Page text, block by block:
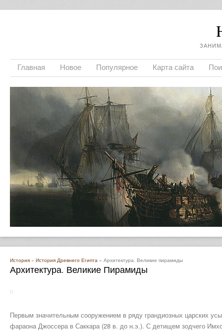
Главная Новое Популярное Карта сайта
История » История Древнего Египта » Архитектура. Великие пирамиды
Архитектура. Великие Пирамиды
Первым значительным сооружением в ряду грандиозных царских
фараона Джоссера в Саккара (28 в. до н.э.). С детищем зодчего